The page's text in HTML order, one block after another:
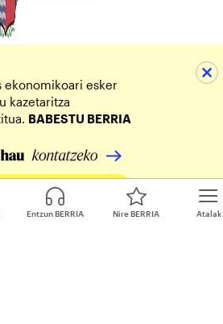
Atalak
Entzun BERRIA Nire BERRIA
ekonomikoari esker
kazetaritza
BABESTU BERRIA
zure ekarpena